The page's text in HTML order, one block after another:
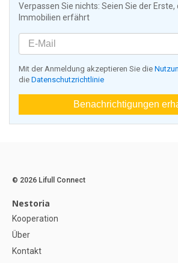
Verpassen Sie nichts: Seien Sie der Erste,
Immobilien erfährt
Mit der Anmeldung akzeptieren Sie die
die Datenschutzrichtlinie
Benachrichtigungen
© 2026 Lifull Connect
Nestoria
Kooperation
Über
Kontakt